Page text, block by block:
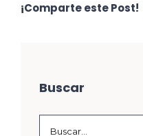
¡Comparte este Post!
Buscar